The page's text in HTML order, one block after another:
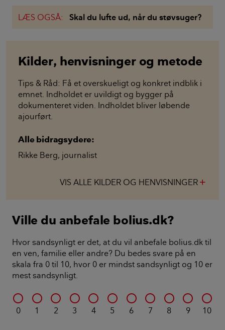
LÆS OGSÅ: Skal du lufte ud, når du støvsuger?
Kilder, henvisninger og metode
Tips & Råd: Få et overskueligt og konkret indblik i
emnet. Indholdet er uvildigt og bygger på
dokumenteret viden. Indholdet bliver løbende
ajourført.
Alle bidragsydere:
Rikke Berg, journalist
VIS ALLE KILDER OG HENVISNINGER
Ville du anbefale bolius.dk?
Hvor sandsynligt er det, at du vil anbefale bolius.dk til
en ven, familie eller andre? Du bedes svare på en
skala fra 0 til 10, hvor 0 er mindst sandsynligt og 10 er
mest sandsynligt.
0 1 2 3 4 5 6 7 8 9 10